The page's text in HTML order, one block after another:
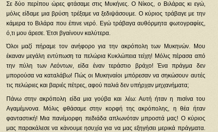
Σε δύο περίπου ώρες φτάσαμε στις Μυκήνες. Ο Νίκος, ο Βιλάρας κι εγώ,
μόλις είδαμε μια βρύση τρέξαμε να ξεδιψάσουμε. Ο κύριος τράβαγε με την
κάμερα το Βιλάρα που έπινε νερό. Εγώ τράβαγα αυθόρμητα φωτογραφίες,
ό,τι μου άρεσε. Έτσι βγαίνουν καλύτερα.
Όλοι μαζί πήραμε τον ανήφορο για την ακρόπολη των Μυκηνών. Μου
έκαναν μεγάλη εντύπωση τα πελώρια Κυκλώπεια τείχη! Μόλις πέρασα από
την πύλη των Λεόντων, είδα έναν τεράστιο βράχο! Ένα πράγμα δεν
μπορούσα να καταλάβω! Πώς οι Μυκηναίοι μπόρεσαν να σηκώσουν αυτές
τις πελώριες και βαριές πέτρες, αφού παλιά δεν υπήρχαν μηχανήματα;
Πάνω στην ακρόπολη είδα μια γούβα και λέω: Αυτή ήταν η πισίνα του
Αγαμέμνονα. Μόλις φθάσαμε στην κορφή της ακρόπολης, η θέα ήταν
φανταστική! Μια πανέμορφη πεδιάδα απλωνόταν μπροστά μας! Ο κύριος
μας παρακάλεσε να κάνουμε ησυχία για να μας εξηγήσει μερικά πράγματα.